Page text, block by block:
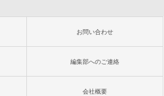
お問い合わせ
編集部へのご連絡
会社概要